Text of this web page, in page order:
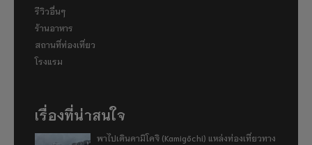
รีวิวอื่นๆ
ร้านอาหาร
สถานที่ท่องเที่ยว
โรงแรม
เรื่องที่น่าสนใจ
พาไปเดินคามิโคจิ (Kamigōchi) แหล่งท่องเที่ยวทาง